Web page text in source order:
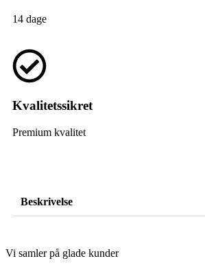
14 dage
Kvalitetssikret
Premium kvalitet
Beskrivelse
Vi samler på glade kunder